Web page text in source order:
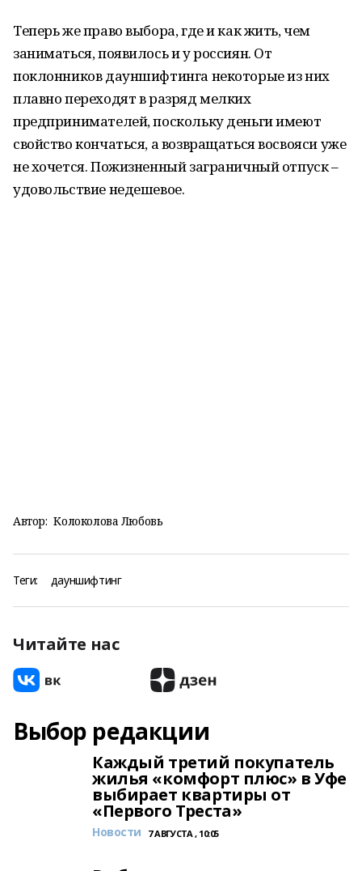
Теперь же право выбора, где и как жить, чем
заниматься, появилось и у россиян. От
поклонников дауншифтинга некоторые из них
плавно переходят в разряд мелких
предпринимателей, поскольку деньги имеют
свойство кончаться, а возвращаться восвояси уже
не хочется. Пожизненный заграничный отпуск –
удовольствие недешевое.
Автор: Колоколова Любовь
Теги: дауншифтинг
Читайте нас
Выбор редакции
Каждый третий покупатель
жилья «комфорт плюс» в Уфе
выбирает квартиры от
«Первого Треста»
Новости 7 АВГУСТА , 10:05